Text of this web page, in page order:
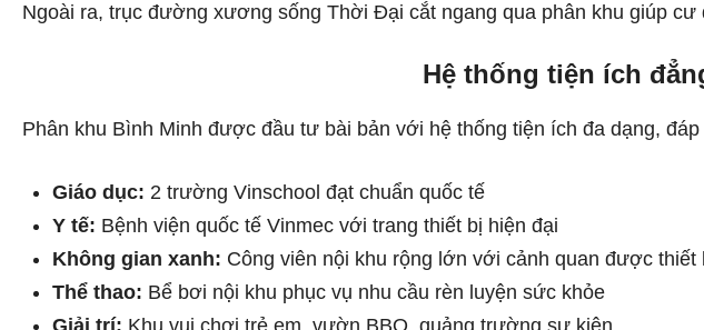
Ngoài ra, trục đường xương sống Thời Đại cắt ngang qua phân khu giúp
Hệ thống tiện ích
Phân khu Bình Minh được đầu tư bài bản với hệ thống tiện ích đa dạng,
Giáo dục: 2 trường Vinschool đạt chuẩn quốc tế
Y tế: Bệnh viện quốc tế Vinmec với trang thiết bị hiện đại
Không gian xanh: Công viên nội khu rộng lớn với cảnh quan được thiết
Thể thao: Bể bơi nội khu phục vụ nhu cầu rèn luyện sức khỏe